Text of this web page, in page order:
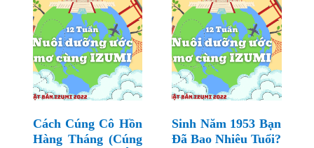
Cách Cúng Cô Hồn
Hàng Tháng (Cúng
Sinh Năm 1953 Bạn
Đã Bao Nhiêu Tuổi?